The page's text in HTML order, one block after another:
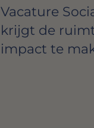
Vacature
krijgt de
impact te